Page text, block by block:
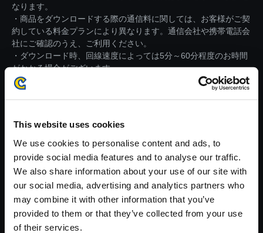
This website uses cookies
We use cookies to personalise content and ads, to
provide social media features and to analyse our traffic.
We also share information about your use of our site with
our social media, advertising and analytics partners who
may combine it with other information that you’ve
provided to them or that they’ve collected from your use
of their services.
なります。
・商品をダウンロードする際の通信料に関しては、お客様がご契
約している料金プランにより異なります。通信会社や携帯電話会
社にご確認のうえ、ご利用ください。
・ダウンロード時、回線速度によっては5分～60分程度のお時間
がかかる場合がございます。
※ご購入いただいたファイルのダウンロードの際には、通信環境
が安定しているWifi環境でお試しください。
【単曲】ヴァンパイア サウンド
BOX ZABEL Winning
150円(税込)